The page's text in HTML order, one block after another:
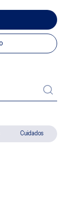
Cuidados